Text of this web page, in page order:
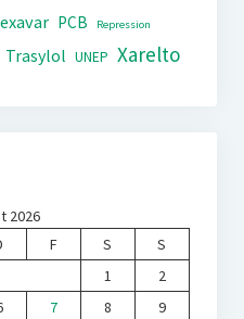
PCB Repression
Trasylol UNEP Xarelto
2026
F S
S
1
2
7 8
9